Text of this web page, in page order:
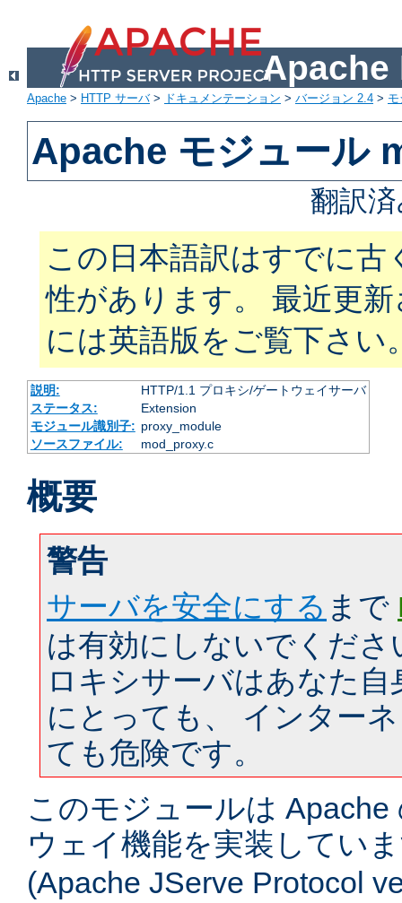
Apache
Apache > HTTP サーバ> ドキュメンテーション > バージョン 2.4 >
Apache モジュール
翻訳
この日本語訳はすでに古
性があります。 最近更
には英語版をご覧下さい
説明:
HTTP/1.1 プロキシ/ゲートウェイサーバ
ステータス:
Extension
モジュール識別子: proxy_module
ソースファイル:
mod_proxy.c
概要
警告
サーバを安全にする まで
は有効にしないでくださ
ロキシサーバはあなた
にとっても、 インター
ても危険です。
このモジュールは
ウェイ機能を実装してい
(Apache JServe Protocol